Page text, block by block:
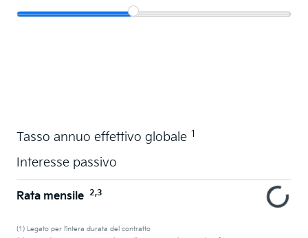
Tasso annuo effettivo globale 1
Interesse passivo
Rata mensile 2,3
(1) Legato per l’intera durata del contratto